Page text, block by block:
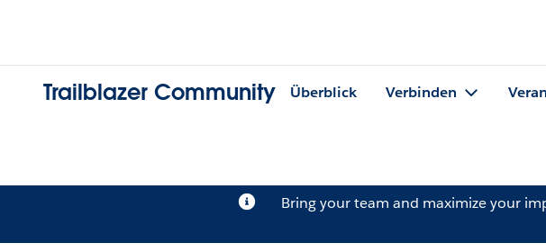
Trailblazer Community Überblick Verbinden
Bring your team and maximize your